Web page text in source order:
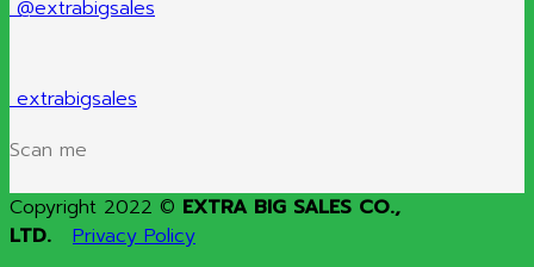
@extrabigsales
extrabigsales
Scan me
Copyright 2022 © EXTRA BIG SALES CO.,
LTD.
Privacy Policy